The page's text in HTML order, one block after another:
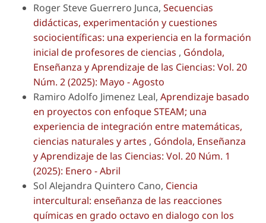
Roger Steve Guerrero Junca, Secuencias
didácticas, experimentación y cuestiones
sociocientíficas: una experiencia en la formación
inicial de profesores de ciencias , Góndola,
Enseñanza y Aprendizaje de las Ciencias: Vol. 20
Núm. 2 (2025): Mayo - Agosto
Ramiro Adolfo Jimenez Leal, Aprendizaje basado
en proyectos con enfoque STEAM; una
experiencia de integración entre matemáticas,
ciencias naturales y artes , Góndola, Enseñanza
y Aprendizaje de las Ciencias: Vol. 20 Núm. 1
(2025): Enero - Abril
Sol Alejandra Quintero Cano, Ciencia
intercultural: enseñanza de las reacciones
químicas en grado octavo en dialogo con los